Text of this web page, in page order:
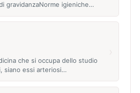
gravidanzaNorme igieniche…
che si occupa dello studio
siano essi arteriosi…